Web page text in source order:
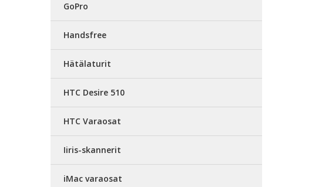
GoPro
Handsfree
Hätälaturit
HTC Desire 510
HTC Varaosat
Iiris-skannerit
iMac varaosat